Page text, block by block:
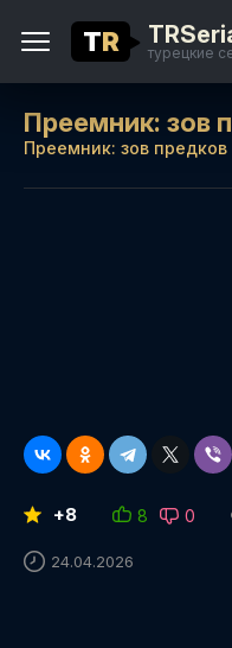
TR турецкие
Преемник: зов
Преемник: зов предков
+8 8 0
24.04.2026